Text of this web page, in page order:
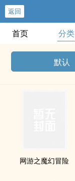
返回
首页 分类
默认
网游之魔幻冒险